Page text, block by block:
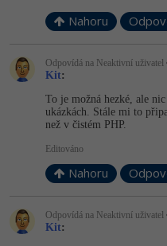
Nahoru
Odpovídá na Neaktivní uživatel
Kit:
To je možná hezké, ale
ukázkách. Stále mi to
než v čistém PHP.
Editováno
Nahoru
Odpovídá na Neaktivní uživatel
Kit: